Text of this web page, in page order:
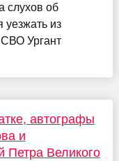
слухов об
уезжать из
Ургант
автографы
и
Петра Великого